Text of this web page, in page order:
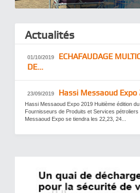
Actualités
01/10/2019
ECHAFAUDAGE
DE...
23/09/2019 Hassi Messaoud
Hassi Messaoud ​Expo 2019 Huitième édition
Fournisseurs de Produits et Services
Messaoud Expo se tiendra les 22,23, 24...